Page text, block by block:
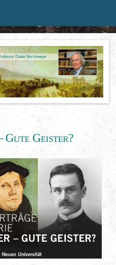
Dieter Borchmeyer
Gute Geister?